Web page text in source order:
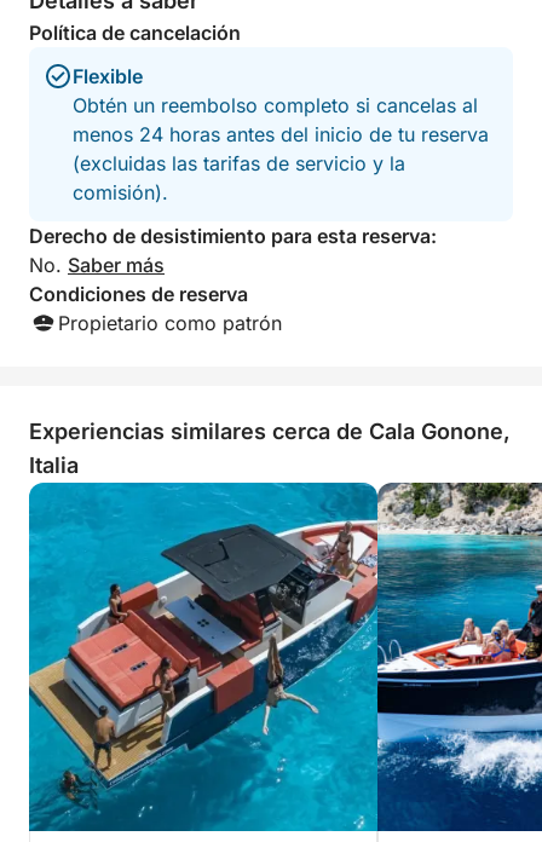
Política de cancelación
Flexible
Obtén un reembolso completo si cancelas al
menos 24 horas antes del inicio de tu reserva
(excluidas las tarifas de servicio y la
comisión).
Derecho de desistimiento para esta reserva:
No. Saber más
Condiciones de reserva
Propietario como patrón
Experiencias similares cerca de Cala Gonone,
Italia